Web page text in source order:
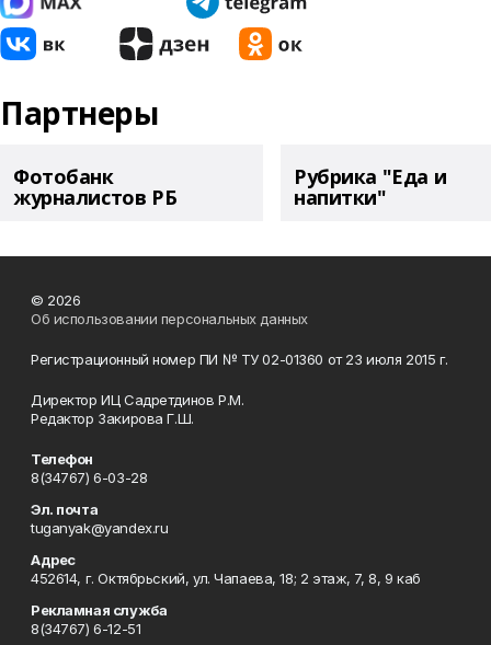
Партнеры
Фотобанк
журналистов РБ
Рубрика "Еда и
напитки"
© 2026
Об использовании персональных данных
Регистрационный номер ПИ № ТУ 02-01360 от 23 июля 2015 г.
Директор ИЦ Садретдинов Р.М.
Редактор Закирова Г.Ш.
Телефон
8(34767) 6-03-28
Эл. почта
tuganyak@yandex.ru
Адрес
452614, г. Октябрьский, ул. Чапаева, 18; 2 этаж, 7, 8, 9 каб
Рекламная служба
8(34767) 6-12-51